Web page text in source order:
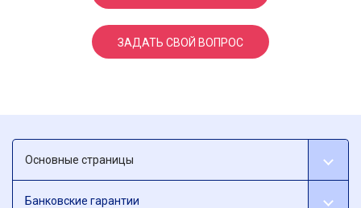
ЗАДАТЬ СВОЙ ВОПРОС
Основные страницы
Банковские гарантии